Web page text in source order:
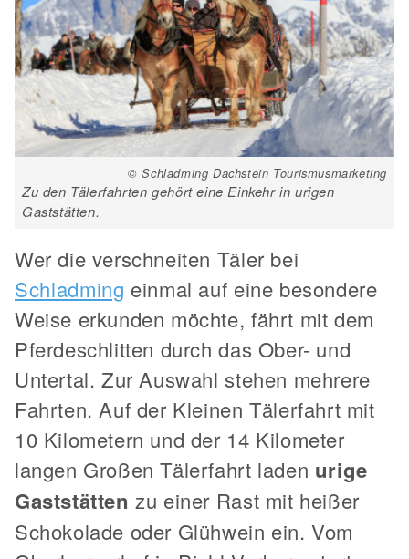
© Schladming Dachstein Tourismusmarketing
Zu den Tälerfahrten gehört eine Einkehr in urigen
Gaststätten.
Wer die verschneiten Täler bei
Schladming einmal auf eine besondere
Weise erkunden möchte, fährt mit dem
Pferdeschlitten durch das Ober- und
Untertal. Zur Auswahl stehen mehrere
Fahrten. Auf der Kleinen Tälerfahrt mit
10 Kilometern und der 14 Kilometer
langen Großen Tälerfahrt laden urige
Gaststätten zu einer Rast mit heißer
Schokolade oder Glühwein ein. Vom